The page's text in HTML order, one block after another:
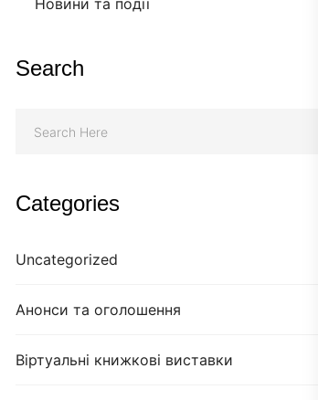
Новини та події
Search
Categories
Uncategorized
Анонси та оголошення
Віртуальні книжкові виставки